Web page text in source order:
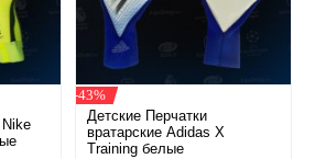
Nike
-43%
Детские Перчатки
вратарские Adidas X
Training белые